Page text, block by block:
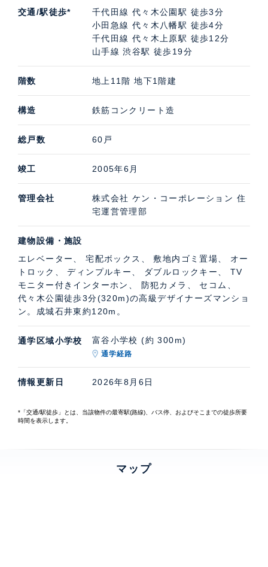
交通/駅徒歩*
千代田線 代々木公園駅 徒歩3分
小田急線 代々木八幡駅 徒歩4分
千代田線 代々木上原駅 徒歩12分
山手線 渋谷駅 徒歩19分
階数 地上11階 地下1階建
構造 鉄筋コンクリート造
総戸数 60戸
竣工 2005年6月
管理会社
株式会社 ケン・コーポレーション 住
宅運営管理部
建物設備・施設
エレベーター、 宅配ボックス、 敷地内ゴミ置場、 オー
トロック、 ディンプルキー、 ダブルロックキー、 TV
モニター付きインターホン、 防犯カメラ、 セコム、
代々木公園徒歩3分(320m)の高級デザイナーズマンショ
ン。成城石井東約120m。
通学区域小学校 富谷小学校 (約 300m)
通学経路
情報更新日 2026年8月6日
*「交通/駅徒歩」とは、当該物件の最寄駅(路線)、バス停、およびそこまでの徒歩所要
時間を表示します。
マップ